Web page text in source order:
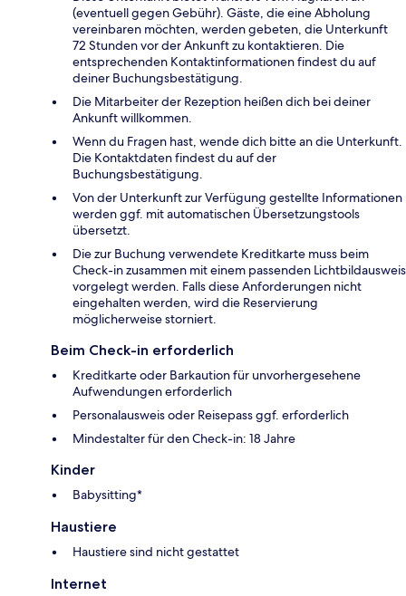
(eventuell gegen Gebühr). Gäste, die eine Abholung
vereinbaren möchten, werden gebeten, die Unterkunft
72 Stunden vor der Ankunft zu kontaktieren. Die
entsprechenden Kontaktinformationen findest du auf
deiner Buchungsbestätigung.
Die Mitarbeiter der Rezeption heißen dich bei deiner
Ankunft willkommen.
Wenn du Fragen hast, wende dich bitte an die Unterkunft.
Die Kontaktdaten findest du auf der
Buchungsbestätigung.
Von der Unterkunft zur Verfügung gestellte Informationen
werden ggf. mit automatischen Übersetzungstools
übersetzt.
Die zur Buchung verwendete Kreditkarte muss beim
Check-in zusammen mit einem passenden Lichtbildausweis
vorgelegt werden. Falls diese Anforderungen nicht
eingehalten werden, wird die Reservierung
möglicherweise storniert.
Beim Check-in erforderlich
Kreditkarte oder Barkaution für unvorhergesehene
Aufwendungen erforderlich
Personalausweis oder Reisepass ggf. erforderlich
Mindestalter für den Check-in: 18 Jahre
Kinder
Babysitting*
Haustiere
Haustiere sind nicht gestattet
Internet